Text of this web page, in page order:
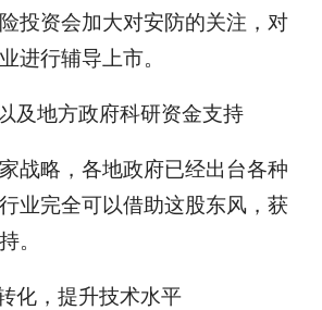
投资会加大对安防的关注，对
进行辅导上市。
地方政府科研资金支持
略，各地政府已经出台各种
业完全可以借助这股东风，获
。
，提升技术水平